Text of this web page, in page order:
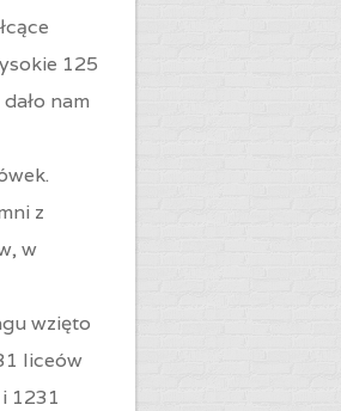
125
nam
z
w
wzięto
liceów
1231